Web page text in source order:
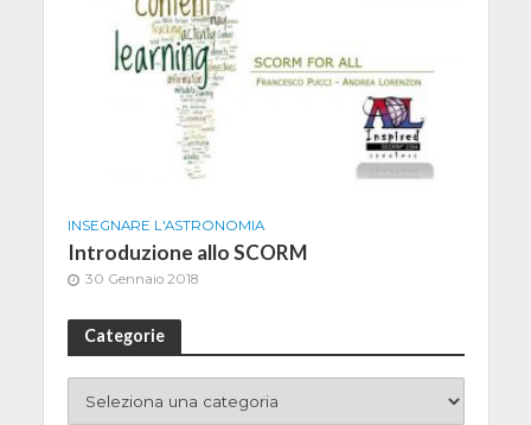
INSEGNARE L'ASTRONOMIA
Introduzione allo SCORM
30 Gennaio 2018
Categorie